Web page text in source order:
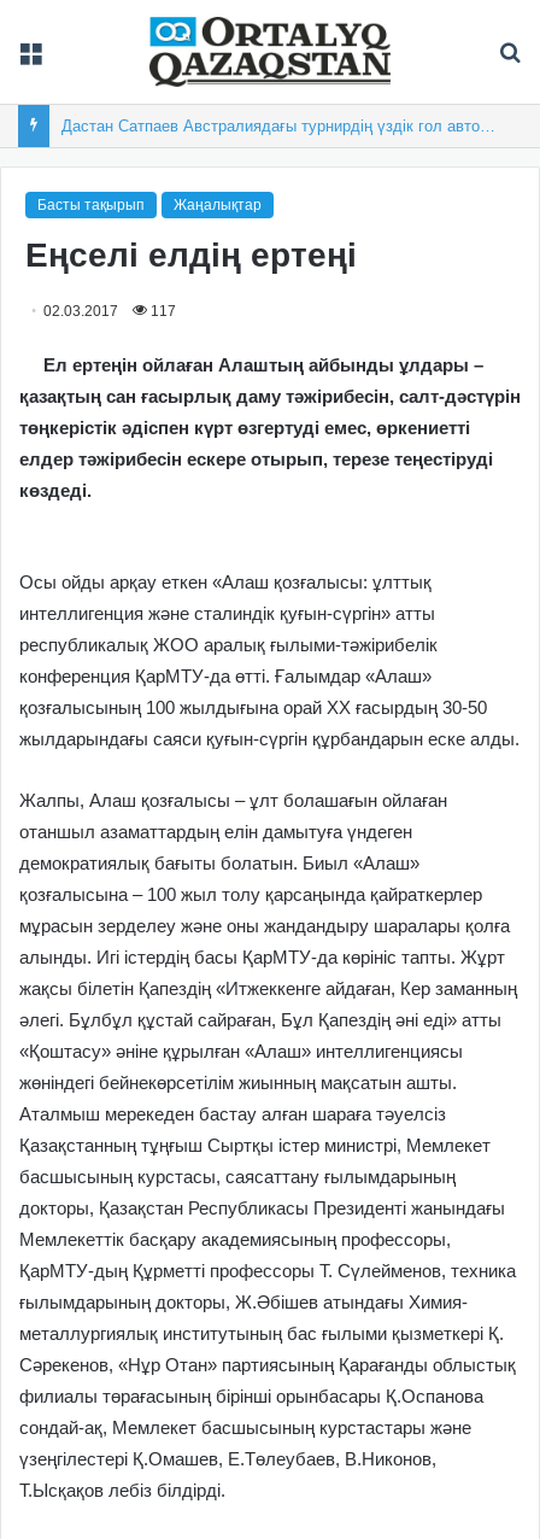
Басты тақырып Жаңалықтар
Еңселі елдің ертеңі
02.03.2017 117
Ел ертеңін ойлаған Алаштың айбынды ұлдары –
қазақтың сан ғасырлық даму тәжірибесін, салт-дәстүрін
төңкерістік әдіспен күрт өзгертуді емес, өркениетті
елдер тәжірибесін ескере отырып, терезе теңестіруді
көздеді.
Осы ойды арқау еткен «Алаш қозғалысы: ұлттық
интеллигенция және сталиндік қуғын-сүргін» атты
республикалық ЖОО аралық ғылыми-тәжірибелік
конференция ҚарМТУ-да өтті. Ғалымдар «Алаш»
қозғалысының 100 жылдығына орай ХХ ғасырдың 30-50
жылдарындағы саяси қуғын-сүргін құрбандарын еске алды.
Жалпы, Алаш қозғалысы – ұлт болашағын ойлаған
отаншыл азаматтардың елін дамытуға үндеген
демократиялық бағыты болатын. Биыл «Алаш»
қозғалысына – 100 жыл толу қарсаңында қайраткерлер
мұрасын зерделеу және оны жандандыру шаралары қолға
алынды. Игі істердің басы ҚарМТУ-да көрініс тапты. Жұрт
жақсы білетін Қапездің «Итжеккенге айдаған, Кер заманның
әлегі. Бұлбұл құстай сайраған, Бұл Қапездің әні еді» атты
«Қоштасу» әніне құрылған «Алаш» интеллигенциясы
жөніндегі бейнекөрсетілім жиынның мақсатын ашты.
Аталмыш мерекеден бастау алған шараға тәуелсіз
Қазақстанның тұңғыш Сыртқы істер министрі, Мемлекет
басшысының курстасы, саясаттану ғылымдарының
докторы, Қазақстан Республикасы Президенті жанындағы
Мемлекеттік басқару академиясының профессоры,
ҚарМТУ-дың Құрметті профессоры Т. Сүлейменов, техника
ғылымдарының докторы, Ж.Әбішев атындағы Химия-
металлургиялық институтының бас ғылыми қызметкері Қ.
Сәрекенов, «Нұр Отан» партиясының Қарағанды облыстық
филиалы төрағасының бірінші орынбасары Қ.Оспанова
сондай-ақ, Мемлекет басшысының курстастары және
үзеңгілестері Қ.Омашев, Е.Төлеубаев, В.Никонов,
Т.Ысқақов лебіз білдірді.